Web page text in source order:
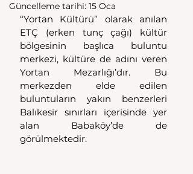
Güncelleme tarihi: 15 Oca
“Yortan Kültürü” olarak anılan
ETÇ (erken tunç çağı) kültür
bölgesinin başlıca buluntu
merkezi, kültüre de adını veren
Yortan Mezarlığı’dır. Bu
merkezden elde edilen
buluntuların yakın benzerleri
Balıkesir sınırları içerisinde yer
alan Babaköy’de de
görülmektedir.